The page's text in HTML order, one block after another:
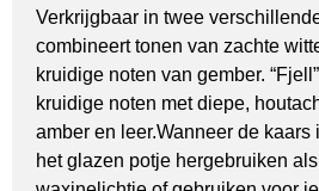
Verkrijgbaar in twee
combineert tonen van zachte
kruidige noten van gember.
kruidige noten met diepe,
amber en leer.Wanneer de kaars
het glazen potje hergebruiken